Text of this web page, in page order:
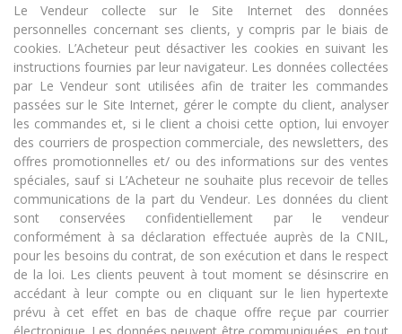
Le Vendeur collecte sur le Site Internet des données
personnelles concernant ses clients, y compris par le biais de
cookies. L’Acheteur peut désactiver les cookies en suivant les
instructions fournies par leur navigateur. Les données collectées
par Le Vendeur sont utilisées afin de traiter les commandes
passées sur le Site Internet, gérer le compte du client, analyser
les commandes et, si le client a choisi cette option, lui envoyer
des courriers de prospection commerciale, des newsletters, des
offres promotionnelles et/ ou des informations sur des ventes
spéciales, sauf si L’Acheteur ne souhaite plus recevoir de telles
communications de la part du Vendeur. Les données du client
sont conservées confidentiellement par le vendeur
conformément à sa déclaration effectuée auprès de la CNIL,
pour les besoins du contrat, de son exécution et dans le respect
de la loi. Les clients peuvent à tout moment se désinscrire en
accédant à leur compte ou en cliquant sur le lien hypertexte
prévu à cet effet en bas de chaque offre reçue par courrier